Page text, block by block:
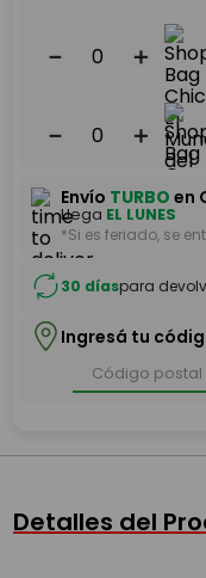
＋
－
＋
－
Envío TURBO en
Llega EL LUNES
*Si es feriado, se
30 díaspara
Ingresá tu
Detalles del